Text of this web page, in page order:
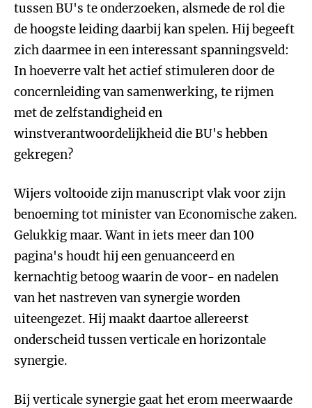
tussen BU's te onderzoeken, alsmede de rol die
de hoogste leiding daarbij kan spelen. Hij begeeft
zich daarmee in een interessant spanningsveld:
In hoeverre valt het actief stimuleren door de
concernleiding van samenwerking, te rijmen
met de zelfstandigheid en
winstverantwoordelijkheid die BU's hebben
gekregen?
Wijers voltooide zijn manuscript vlak voor zijn
benoeming tot minister van Economische zaken.
Gelukkig maar. Want in iets meer dan 100
pagina's houdt hij een genuanceerd en
kernachtig betoog waarin de voor- en nadelen
van het nastreven van synergie worden
uiteengezet. Hij maakt daartoe allereerst
onderscheid tussen verticale en horizontale
synergie.
Bij verticale synergie gaat het erom meerwaarde